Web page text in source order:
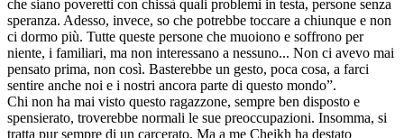
che siano poveretti con chissà quali problemi in testa, persone senza
speranza. Adesso, invece, so che potrebbe toccare a chiunque e non
ci dormo più. Tutte queste persone che muoiono e soffrono per
niente, i familiari, ma non interessano a nessuno... Non ci avevo mai
pensato prima, non così. Basterebbe un gesto, poca cosa, a farci
sentire anche noi e i nostri ancora parte di questo mondo”.
Chi non ha mai visto questo ragazzone, sempre ben disposto e
spensierato, troverebbe normali le sue preoccupazioni. Insomma, si
tratta pur sempre di un carcerato. Ma a me Cheikh ha destato